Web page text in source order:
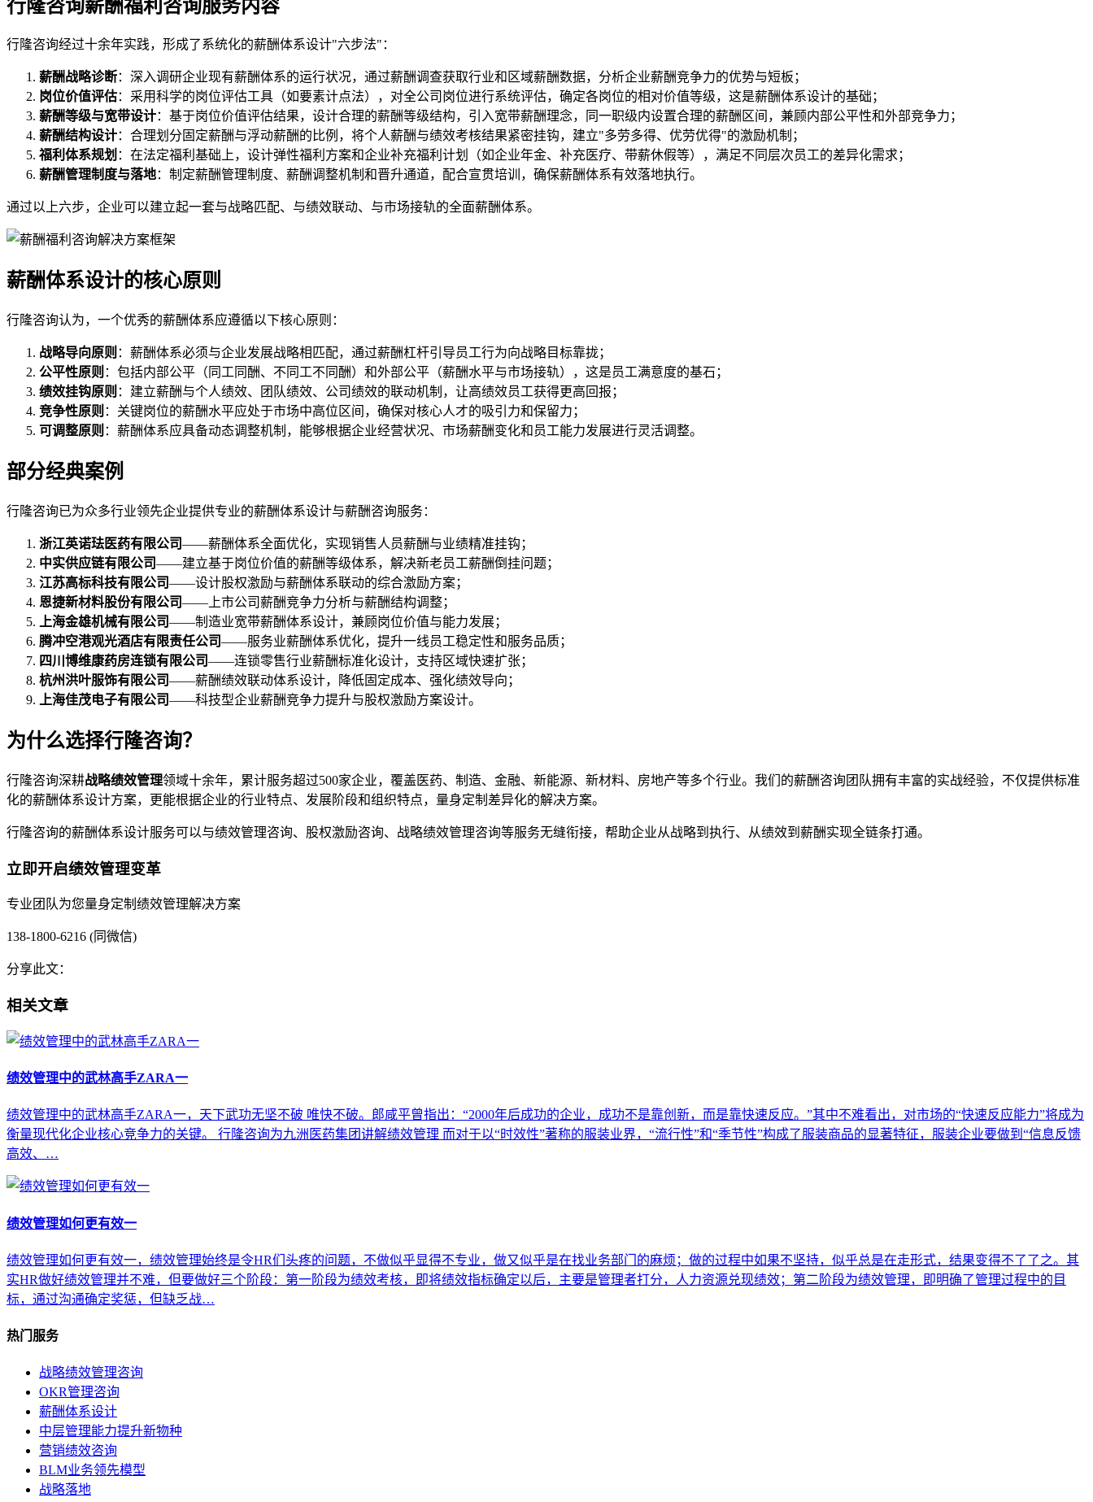
行隆咨询薪酬福利咨询服务内容
行隆咨询经过十余年实践，形成了系统化的薪酬体系设计"六步法"：
薪酬战略诊断：深入调研企业现有薪酬体系的运行状况，通过薪酬调查获取行业和区域薪酬数据，分析企业薪酬竞争力的优势与短板；
岗位价值评估：采用科学的岗位评估工具（如要素计点法），对全公司岗位进行系统评估，确定各岗位的相对价值等级，这是薪酬体系设计的基础；
薪酬等级与宽带设计：基于岗位价值评估结果，设计合理的薪酬等级结构，引入宽带薪酬理念，同一职级内设置合理的薪酬区间，兼顾内部公平性和外部竞争力；
薪酬结构设计：合理划分固定薪酬与浮动薪酬的比例，将个人薪酬与绩效考核结果紧密挂钩，建立"多劳多得、优劳优得"的激励机制；
福利体系规划 ：在法定福利基础上，设计弹性福利方案和企业补充福利计划（如企业年金、补充医疗、带薪休假等），满足不同层次员工的差异化需求；
薪酬管理制度与落地：制定薪酬管理制度、薪酬调整机制和晋升通道，配合宣贯培训，确保薪酬体系有效落地执行。
通过以上六步，企业可以建立起一套与战略匹配、与绩效联动、与市场接轨的全面薪酬体系。
薪酬体系设计的核心原则
行隆咨询认为，一个优秀的薪酬体系应遵循以下核心原则：
战略导向原则 ：薪酬体系必须与企业发展战略相匹配，通过薪酬杠杆引导员工行为向战略目标靠拢；
公平性原则 ：包括内部公平（同工同酬、不同工不同酬）和外部公平（薪酬水平与市场接轨），这是员工满意度的基石；
绩效挂钩原则 ：建立薪酬与个人绩效、团队绩效、公司绩效的联动机制，让高绩效员工获得更高回报；
竞争性原则 ：关键岗位的薪酬水平应处于市场中高位区间，确保对核心人才的吸引力和保留力；
可调整原则 ：薪酬体系应具备动态调整机制，能够根据企业经营状况、市场薪酬变化和员工能力发展进行灵活调整。
部分经典案例
行隆咨询已为众多行业领先企业提供专业的薪酬体系设计与薪酬咨询服务：
浙江英诺珐医药有限公司——薪酬体系全面优化，实现销售人员薪酬与业绩精准挂钩；
中实供应链有限公司——建立基于岗位价值的薪酬等级体系，解决新老员工薪酬倒挂问题；
江苏高标科技有限公司——设计股权激励与薪酬体系联动的综合激励方案；
恩捷新材料股份有限公司——上市公司薪酬竞争力分析与薪酬结构调整；
上海金雄机械有限公司——制造业宽带薪酬体系设计，兼顾岗位价值与能力发展；
腾冲空港观光酒店有限责任公司——服务业薪酬体系优化，提升一线员工稳定性和服务品质；
四川博维康药房连锁有限公司——连锁零售行业薪酬标准化设计，支持区域快速扩张；
杭州洪叶服饰有限公司——薪酬绩效联动体系设计，降低固定成本、强化绩效导向；
上海佳茂电子有限公司——科技型企业薪酬竞争力提升与股权激励方案设计。
为什么选择行隆咨询？
行隆咨询深耕战略绩效管理领域十余年，累计服务超过500家企业，覆盖医药、制造、金融、新能源、新材料、房地产等多个行业。我们的薪酬咨询团队拥有丰富的实战经验，不仅提供标准
化的薪酬体系设计方案，更能根据企业的行业特点、发展阶段和组织特点，量身定制差异化的解决方案。
行隆咨询的薪酬体系设计服务可以与绩效管理咨询、股权激励咨询、战略绩效管理咨询等服务无缝衔接，帮助企业从战略到执行、从绩效到薪酬实现全链条打通。
立即开启绩效管理变革
专业团队为您量身定制绩效管理解决方案
138-1800-6216 (同微信)
分享此文：
相关文章
绩效管理中的武林高手ZARA一
绩效管理中的武林高手ZARA一，天下武功无坚不破 唯快不破。郎咸平曾指出：“2000年后成功的企业，成功不是靠创新，而是靠快速反应。”其中不难看出，对市场的“快速反应能力”将成为
衡量现代化企业核心竞争力的关键。 行隆咨询为九洲医药集团讲解绩效管理 而对于以“时效性”著称的服装业界，“流行性”和“季节性”构成了服装商品的显著特征，服装企业要做到“信息反馈
高效、…
绩效管理如何更有效一
绩效管理如何更有效一，绩效管理始终是令HR们头疼的问题，不做似乎显得不专业，做又似乎是在找业务部门的麻烦；做的过程中如果不坚持，似乎总是在走形式，结果变得不了了之。其
实HR做好绩效管理并不难，但要做好三个阶段：第一阶段为绩效考核，即将绩效指标确定以后，主要是管理者打分，人力资源兑现绩效；第二阶段为绩效管理，即明确了管理过程中的目
标，通过沟通确定奖惩，但缺乏战…
热门服务
战略绩效管理咨询
OKR管理咨询
薪酬体系设计
中层管理能力提升新物种
营销绩效咨询
BLM业务领先模型
战略落地